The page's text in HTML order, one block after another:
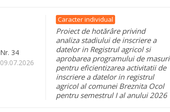
Nr. 34
09.07.2026
Caracter individual
Proiect de hotărâre privind
analiza stadiului de inscriere a
datelor in Registrul agricol si
aprobarea programului de masuri
pentru eficientizarea activitatii de
inscriere a datelor in registrul
agricol al comunei Breznita Ocol
pentru semestrul I al anului 2026